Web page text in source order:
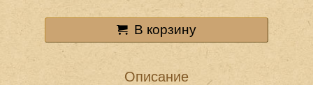
В корзину
Описание